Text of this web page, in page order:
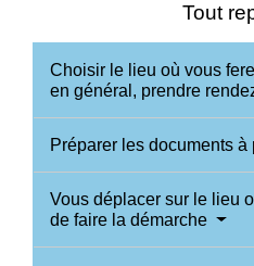
Tout
Choisir le lieu où vous
en général, prendre
Préparer les documents à
Vous déplacer sur le lieu
de faire la démarche